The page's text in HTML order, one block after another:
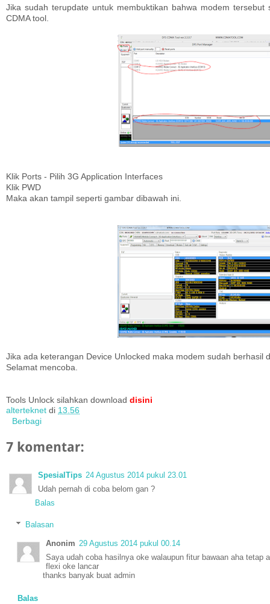
Jika sudah terupdate untuk membuktikan bahwa modem tersebut
CDMA tool.
Klik Ports - Pilih 3G Application Interfaces
Klik PWD
Maka akan tampil seperti gambar dibawah ini.
Jika ada keterangan Device Unlocked maka modem sudah berhasil
Selamat mencoba.
Tools Unlock silahkan download disini
alterteknet di 13.56
Berbagi
SpesialTips 24 Agustus 2014 pukul 23.01
Udah pernah di coba belom gan ?
Balas
Balasan
Anonim 29 Agustus 2014 pukul 00.14
Saya udah coba hasilnya oke walaupun fitur bawaan aha tetap
flexi oke lancar
thanks banyak buat admin
Balas